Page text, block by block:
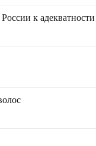
к адекватности